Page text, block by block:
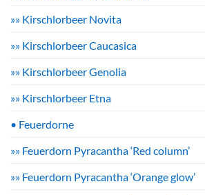
»» Kirschlorbeer Novita
»» Kirschlorbeer Caucasica
»» Kirschlorbeer Genolia
»» Kirschlorbeer Etna
• Feuerdorne
»» Feuerdorn Pyracantha ‘Red column’
»» Feuerdorn Pyracantha ‘Orange glow’